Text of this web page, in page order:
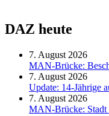
DAZ heute
7. August 2026
MAN-Brücke:
7. August 2026
Update: 14-Jährige
7. August 2026
MAN-Brücke: Stadt